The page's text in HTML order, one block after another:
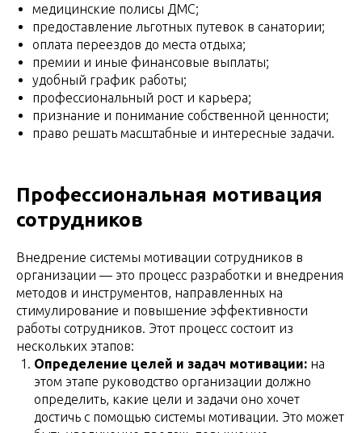
медицинские полисы ДМС;
предоставление льготных путевок в санатории;
оплата переездов до места отдыха;
премии и иные финансовые выплаты;
удобный график работы;
профессиональный рост и карьера;
признание и понимание собственной ценности;
право решать масштабные и интересные задачи.
Профессиональная мотивация
сотрудников
Внедрение системы мотивации сотрудников в
организации — это процесс разработки и внедрения
методов и инструментов, направленных на
стимулирование и повышение эффективности
работы сотрудников. Этот процесс состоит из
нескольких этапов:
Определение целей и задач мотивации: на
этом этапе руководство организации должно
определить, какие цели и задачи оно хочет
достичь с помощью системы мотивации. Это может